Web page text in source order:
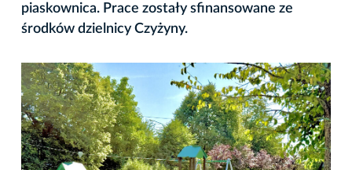
piaskownica. Prace zostały sfinansowane ze
środków dzielnicy Czyżyny.